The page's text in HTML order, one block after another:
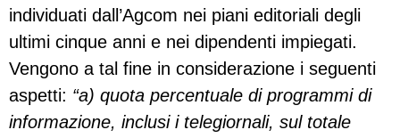
individuati dall’Agcom nei piani editoriali degli
ultimi cinque anni e nei dipendenti impiegati.
Vengono a tal fine in considerazione i seguenti
aspetti: “a) quota percentuale di programmi di
informazione, inclusi i telegiornali, sul totale